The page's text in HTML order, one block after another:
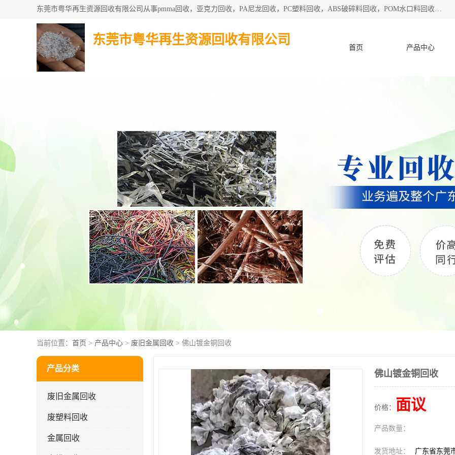
东莞市粤华再生资源回收有限公司从事pmma回收，亚克力回收，PA尼龙回收，PC塑料回收，ABS破碎料回收，POM水口料回收、废不锈钢回收等各类工厂废料回收等。
东莞市粤华再生资源回收有限公司
首页 产品中心
当前位置： 首页 > 产品中心 > 废旧金属回收 > 佛山镀金铜回收
产品分类
废旧金属回收
废塑料回收
金属回收
佛山镀金铜回收
价格： 面议
产品数量：
发货地址： 广东省东